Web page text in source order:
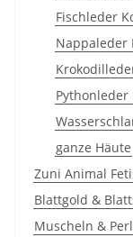
Fischleder
Nappaleder
ganze Häute
Zuni Animal
Blattgold &
Muscheln &